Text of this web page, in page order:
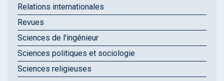
Relations internationales
Revues
Sciences de l'ingénieur
Sciences politiques et sociologie
Sciences religieuses